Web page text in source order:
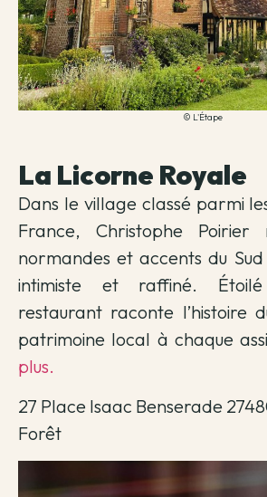
© L'Étape
La Licorne Royale
Dans le village classé parmi
France, Christophe Poirier
normandes et accents du
intimiste et raffiné.
restaurant raconte l’histoire
patrimoine local à chaque
plus.
27 Place Isaac Benserade
Forêt